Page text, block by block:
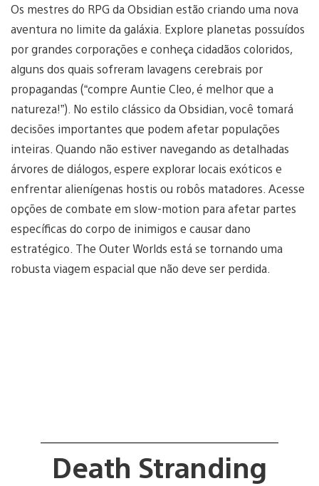
Os mestres do RPG da Obsidian estão criando uma nova
aventura no limite da galáxia. Explore planetas possuídos
por grandes corporações e conheça cidadãos coloridos,
alguns dos quais sofreram lavagens cerebrais por
propagandas (“compre Auntie Cleo, é melhor que a
natureza!”). No estilo clássico da Obsidian, você tomará
decisões importantes que podem afetar populações
inteiras. Quando não estiver navegando as detalhadas
árvores de diálogos, espere explorar locais exóticos e
enfrentar alienígenas hostis ou robôs matadores. Acesse
opções de combate em slow-motion para afetar partes
específicas do corpo de inimigos e causar dano
estratégico. The Outer Worlds está se tornando uma
robusta viagem espacial que não deve ser perdida.
Death Stranding